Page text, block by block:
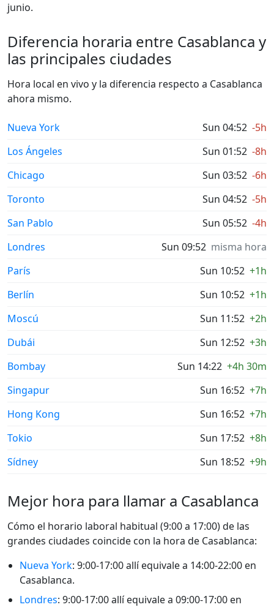
junio.
Diferencia horaria entre Casablanca y
las principales ciudades
Hora local en vivo y la diferencia respecto a Casablanca
ahora mismo.
Nueva York Sun 04:52 -5h
Los Ángeles
Sun 01:52 -8h
Chicago
Sun 03:52 -6h
Toronto
Sun 04:52 -5h
San Pablo
Sun 05:52 -4h
Londres
Sun 09:52 misma hora
París
Sun 10:52 +1h
Berlín
Sun 10:52 +1h
Moscú
Sun 11:52 +2h
Dubái
Sun 12:52 +3h
Bombay
Sun 14:22 +4h 30m
Singapur
Sun 16:52 +7h
Hong Kong
Sun 16:52 +7h
Tokio
Sun 17:52 +8h
Sídney
Sun 18:52 +9h
Mejor hora para llamar a Casablanca
Cómo el horario laboral habitual (9:00 a 17:00) de las
grandes ciudades coincide con la hora de Casablanca:
Nueva York: 9:00-17:00 allí equivale a 14:00-22:00 en
Casablanca.
Londres: 9:00-17:00 allí equivale a 09:00-17:00 en